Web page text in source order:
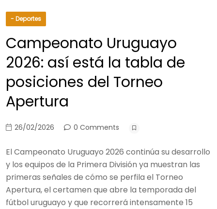
- Deportes
Campeonato Uruguayo
2026: así está la tabla de
posiciones del Torneo
Apertura
26/02/2026 0 Comments
El Campeonato Uruguayo 2026 continúa su desarrollo
y los equipos de la Primera División ya muestran las
primeras señales de cómo se perfila el Torneo
Apertura, el certamen que abre la temporada del
fútbol uruguayo y que recorrerá intensamente 15